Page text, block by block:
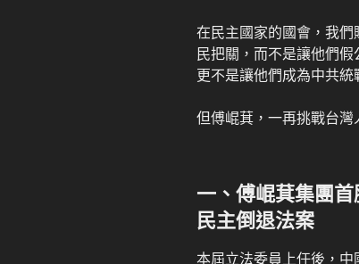
在民主國家的國會，我
民把關，而不是讓他們
更不是讓他們成為中共統
但傅崐萁，一再挑戰台灣
一、傅崐萁集團
民主倒退法案
本屆立法委員上任後，